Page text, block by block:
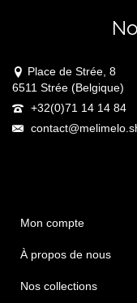
Place de Strée, 8
6511 Strée (Belgique)
+32(0)71 14 14 84
Mon compte
À propos de nous
Nos collections